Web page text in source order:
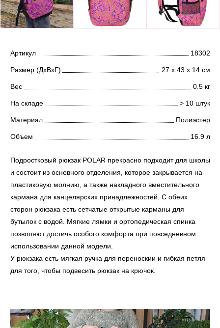
Артикул 18302
Размер (ДхВхГ) 27 х 43 х 14 см
Вес 0.5 кг
На складе > 10 штук
Материал Полиэстер
Объем 16.9 л
Подростковый рюкзак POLAR прекрасно подходит для школы
и состоит из основного отделения, которое закрывается на
пластиковую молнию, а также накладного вместительного
кармана для канцелярских принадлежностей. С обеих
сторон рюкзака есть сетчатые открытые карманы для
бутылок с водой. Мягкие лямки и ортопедическая спинка
позволяют достичь особого комфорта при повседневном
использовании данной модели.
У рюкзака есть мягкая ручка для переноскии и гибкая петля
для того, чтобы подвесить рюкзак на крючок.